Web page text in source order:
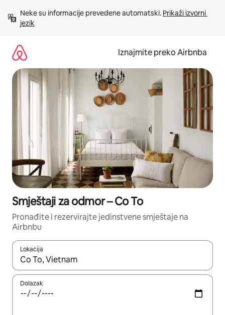
sadržaj
Neke su informacije prevedene automatski. Prikaži izvorni
jezik
Iznajmite preko Airbnba
Smještaji za odmor – Co To
Pronađite i rezervirajte jedinstvene smještaje na
Airbnbu
Lokacija
Kada budu dostupni rezultati, moći ćete ih pregledati
Dolazak